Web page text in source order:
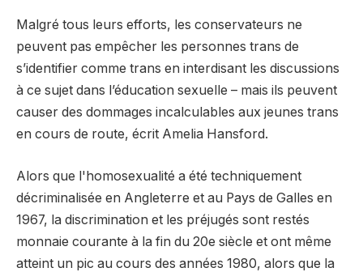
Malgré tous leurs efforts, les conservateurs ne
peuvent pas empêcher les personnes trans de
s’identifier comme trans en interdisant les discussions
à ce sujet dans l’éducation sexuelle – mais ils peuvent
causer des dommages incalculables aux jeunes trans
en cours de route, écrit Amelia Hansford.
Alors que l'homosexualité a été techniquement
décriminalisée en Angleterre et au Pays de Galles en
1967, la discrimination et les préjugés sont restés
monnaie courante à la fin du 20e siècle et ont même
atteint un pic au cours des années 1980, alors que la